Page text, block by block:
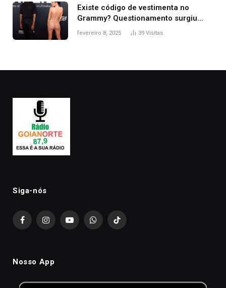
Existe código de vestimenta no
Grammy? Questionamento surgiu
após Bianca Censori, mulher de
fevereiro 8, 2025 39 Visitas
Siga-nós
FacebookInstagramYouTubeWhatsAppTikTok
Nosso App